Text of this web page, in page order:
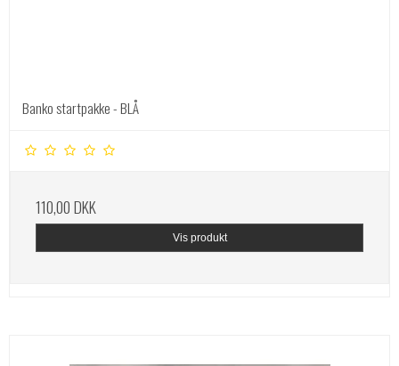
Banko startpakke - BLÅ
110,00 DKK
Vis produkt